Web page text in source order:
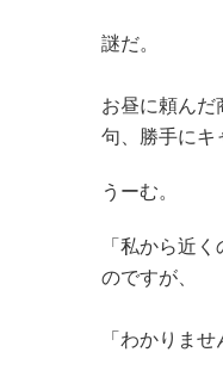
謎だ。
お昼に頼んだ
句、勝手にキ
うーむ。
「私から近
のですが、
「わかりませ